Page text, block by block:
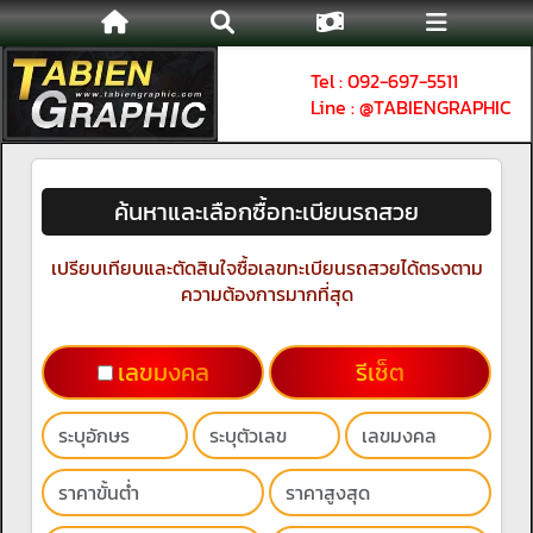
Tel : 092-697-5511
Line : @TABIENGRAPHIC
ค้นหาและเลือกซื้อทะเบียนรถสวย
เปรียบเทียบและตัดสินใจซื้อเลขทะเบียนรถสวยได้ตรงตาม
ความต้องการมากที่สุด
เลขมงคล รีเช็ต